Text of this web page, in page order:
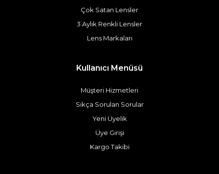
Çok Satan Lensler
3 Aylık Renkli Lensler
Lens Markaları
Kullanıcı Menüsü
Müşteri Hizmetleri
Sıkça Sorulan Sorular
Yeni Üyelik
Üye Girişi
Kargo Takibi